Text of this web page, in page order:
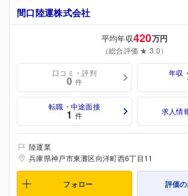
間口陸運株式会社
平均年収420万円
（総合評価 ★ 3.0）
口コミ・評判
0 件
年収
転職・中途面接
1 件 求人情
陸運業
兵庫県神戸市東灘区向洋町西6丁目11
フォロー 評価